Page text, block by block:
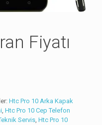
Fiyatı
Htc Pro 10 Arka Kapak
, Htc Pro 10 Cep Telefon
Servis, Htc Pro 10